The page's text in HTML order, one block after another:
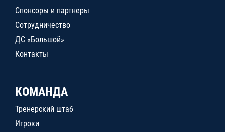
Спонсоры и партнеры
Сотрудничество
ДС «Большой»
Контакты
КОМАНДА
Тренерский штаб
Игроки